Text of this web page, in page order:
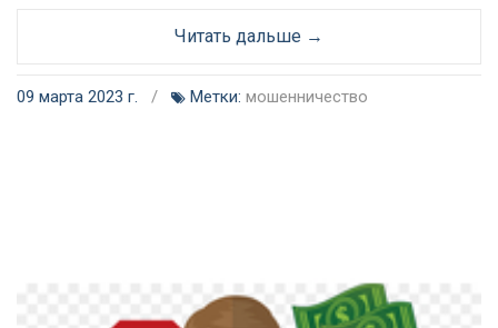
Читать дальше →
09 марта 2023 г. / Метки: мошенничество